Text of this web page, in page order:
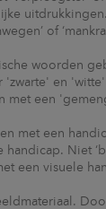
of
woorden
'zwarte' en
met een
met een
Niet
een visuele